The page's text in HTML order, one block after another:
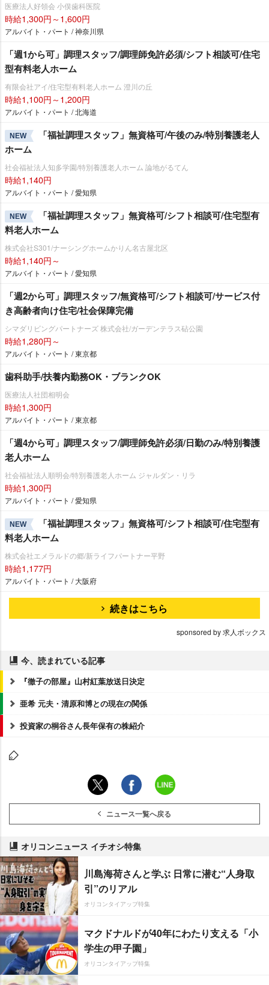
医療法人好領会 小俣歯科医院
時給1,300円～1,600円
アルバイト・パート / 神奈川県
「週1から可」調理スタッフ/調理師免許必須/シフト相談可/住宅
型有料老人ホーム
有限会社アイ/住宅型有料老人ホーム 澄川の丘
時給1,100円～1,200円
アルバイト・パート / 北海道
NEW
「福祉調理スタッフ」無資格可/午後のみ/特別養護老人
ホーム
社会福祉法人知多学園/特別養護老人ホーム 論地がるてん
時給1,140円
アルバイト・パート / 愛知県
NEW
「福祉調理スタッフ」無資格可/シフト相談可/住宅型有
料老人ホーム
株式会社S301/ナーシングホームかりん名古屋北区
時給1,140円～
アルバイト・パート / 愛知県
「週2から可」調理スタッフ/無資格可/シフト相談可/サービス付
き高齢者向け住宅/社会保障完備
シマダリビングパートナーズ 株式会社/ガーデンテラス砧公園
時給1,280円～
アルバイト・パート / 東京都
歯科助手/扶養内勤務OK・ブランクOK
医療法人社団相明会
時給1,300円
アルバイト・パート / 東京都
「週4から可」調理スタッフ/調理師免許必須/日勤のみ/特別養護
老人ホーム
社会福祉法人順明会/特別養護老人ホーム ジャルダン・リラ
時給1,300円
アルバイト・パート / 愛知県
NEW
「福祉調理スタッフ」無資格可/シフト相談可/住宅型有
料老人ホーム
株式会社エメラルドの郷/新ライフパートナー平野
時給1,177円
アルバイト・パート / 大阪府
続きはこちら
sponsored by 求人ボックス
今、読まれている記事
『徹子の部屋』山村紅葉放送日決定
亜希 元夫・清原和博との現在の関係
投資家の桐谷さん長年保有の株紹介
ニュース一覧へ戻る
オリコンニュース イチオシ特集
川島海荷さんと学ぶ 日常に潜む“人身取
引”のリアル
オリコンタイアップ特集
マクドナルドが40年にわたり支える「小
学生の甲子園」
オリコンタイアップ特集